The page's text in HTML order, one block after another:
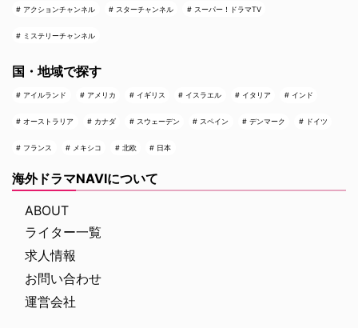
アクションチャンネル スターチャンネル スーパー！ドラマTV
ミステリーチャンネル
国・地域で探す
アイルランド アメリカ イギリス イスラエル イタリア インド
オーストラリア カナダ スウェーデン スペイン デンマーク ドイツ
フランス メキシコ 北欧 日本
海外ドラマNAVIについて
ABOUT
ライター一覧
求人情報
お問い合わせ
運営会社